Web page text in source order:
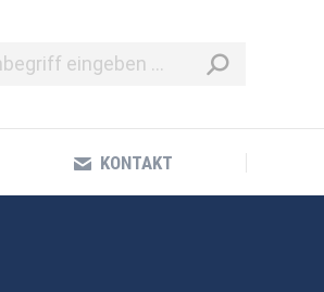
KONTAKT